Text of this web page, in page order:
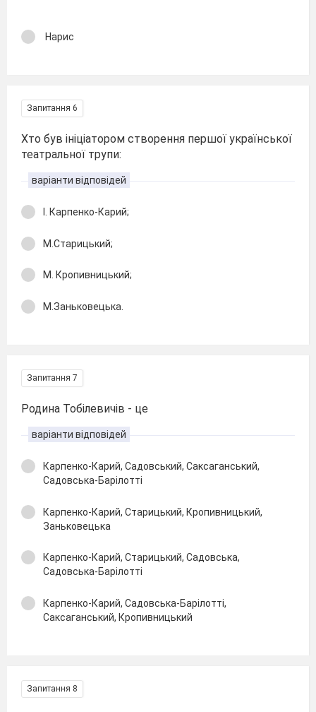
Нарис
Запитання 6
Хто був ініціатором створення першої української
театральної трупи:
варіанти відповідей
І. Карпенко-Карий;
М.Старицький;
М. Кропивницький;
М.Заньковецька.
Запитання 7
Родина Тобілевичів - це
варіанти відповідей
Карпенко-Карий, Садовський, Саксаганський,
Садовська-Барілотті
Карпенко-Карий, Старицький, Кропивницький,
Заньковецька
Карпенко-Карий, Старицький, Садовська,
Садовська-Барілотті
Карпенко-Карий, Садовська-Барілотті,
Саксаганський, Кропивницький
Запитання 8